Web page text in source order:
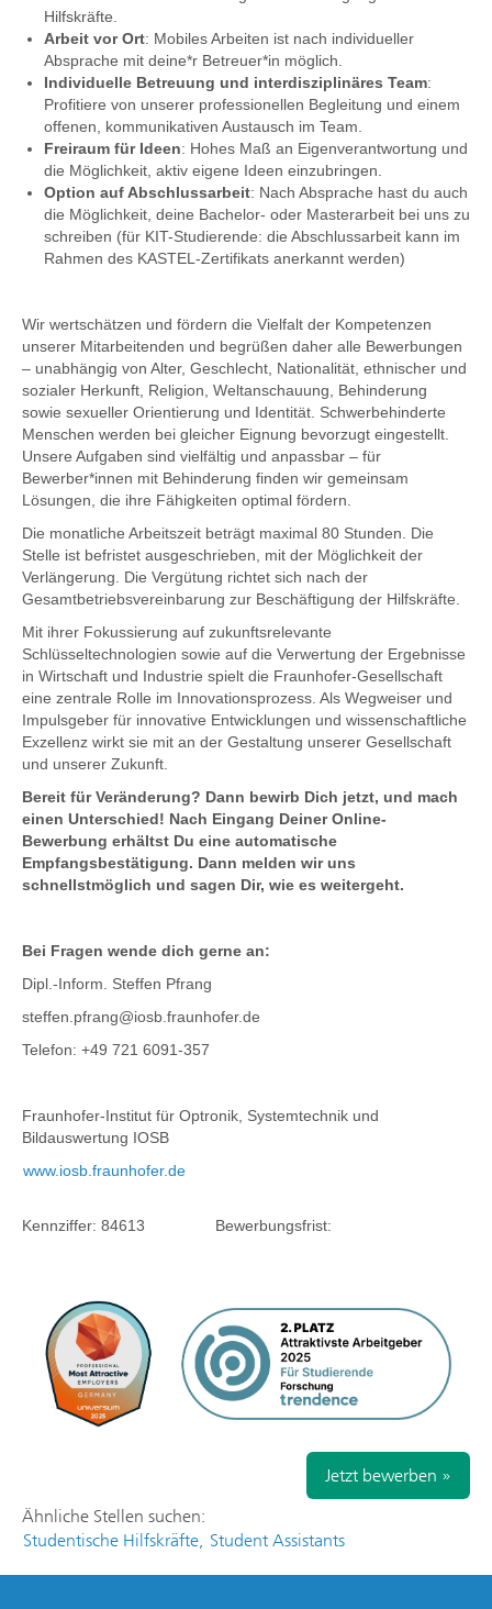
Hilfskräfte.
Arbeit vor Ort: Mobiles Arbeiten ist nach individueller
Absprache mit deine*r Betreuer*in möglich.
Individuelle Betreuung und interdisziplinäres Team:
Profitiere von unserer professionellen Begleitung und einem
offenen, kommunikativen Austausch im Team.
Freiraum für Ideen: Hohes Maß an Eigenverantwortung und
die Möglichkeit, aktiv eigene Ideen einzubringen.
Option auf Abschlussarbeit: Nach Absprache hast du auch
die Möglichkeit, deine Bachelor- oder Masterarbeit bei uns zu
schreiben (für KIT-Studierende: die Abschlussarbeit kann im
Rahmen des KASTEL-Zertifikats anerkannt werden)
Wir wertschätzen und fördern die Vielfalt der Kompetenzen
unserer Mitarbeitenden und begrüßen daher alle Bewerbungen
– unabhängig von Alter, Geschlecht, Nationalität, ethnischer und
sozialer Herkunft, Religion, Weltanschauung, Behinderung
sowie sexueller Orientierung und Identität. Schwerbehinderte
Menschen werden bei gleicher Eignung bevorzugt eingestellt.
Unsere Aufgaben sind vielfältig und anpassbar – für
Bewerber*innen mit Behinderung finden wir gemeinsam
Lösungen, die ihre Fähigkeiten optimal fördern.
Die monatliche Arbeitszeit beträgt maximal 80 Stunden. Die
Stelle ist befristet ausgeschrieben, mit der Möglichkeit der
Verlängerung. Die Vergütung richtet sich nach der
Gesamtbetriebsvereinbarung zur Beschäftigung der Hilfskräfte.
Mit ihrer Fokussierung auf zukunftsrelevante
Schlüsseltechnologien sowie auf die Verwertung der Ergebnisse
in Wirtschaft und Industrie spielt die Fraunhofer-Gesellschaft
eine zentrale Rolle im Innovationsprozess. Als Wegweiser und
Impulsgeber für innovative Entwicklungen und wissenschaftliche
Exzellenz wirkt sie mit an der Gestaltung unserer Gesellschaft
und unserer Zukunft.
Bereit für Veränderung? Dann bewirb Dich jetzt, und mach
einen Unterschied! Nach Eingang Deiner Online-
Bewerbung erhältst Du eine automatische
Empfangsbestätigung. Dann melden wir uns
schnellstmöglich und sagen Dir, wie es weitergeht.
Bei Fragen wende dich gerne an:
Dipl.-Inform. Steffen Pfrang
steffen.pfrang@iosb.fraunhofer.de
Telefon: +49 721 6091-357
Fraunhofer-Institut für Optronik, Systemtechnik und
Bildauswertung IOSB
www.iosb.fraunhofer.de
Kennziffer: 84613 Bewerbungsfrist:
Jetzt bewerben »
Ähnliche Stellen suchen:
Studentische Hilfskräfte, Student Assistants